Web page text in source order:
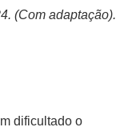
(Com adaptação).
dificultado o